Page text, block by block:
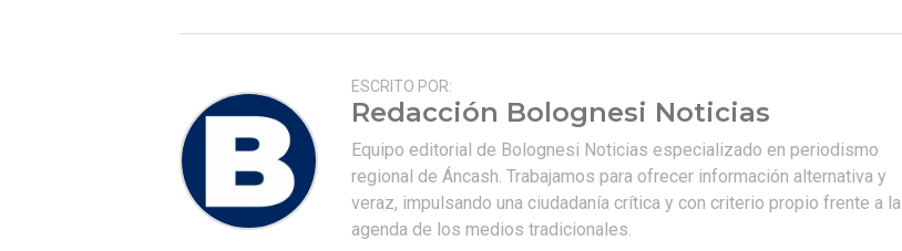
ESCRITO POR:
Redacción Bolognesi Noticias
Equipo editorial de Bolognesi Noticias especializado en periodismo
regional de Áncash. Trabajamos para ofrecer información alternativa y
veraz, impulsando una ciudadanía crítica y con criterio propio frente a la
agenda de los medios tradicionales.